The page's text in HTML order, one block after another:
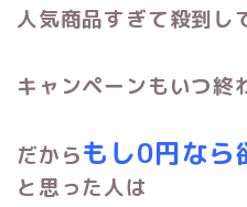
人気商品すぎて殺到し
キャンペーンもいつ終
だからもし0円なら
と思った人は